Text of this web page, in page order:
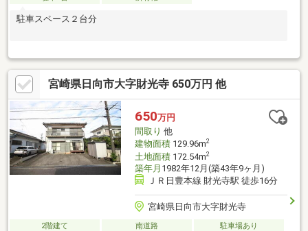
駐車スペース２台分
宮崎県日向市大字財光寺 650万円 他
650万円
間取り 他
建物面積129.96m2
土地面積172.54m2
築年月 1982年12月(築43年9ヶ月)
ＪＲ日豊本線 財光寺駅 徒歩16分
宮崎県日向市大字財光寺
2階建て 南道路
駐車場あり